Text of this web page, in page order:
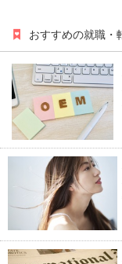
おすすめの就職・